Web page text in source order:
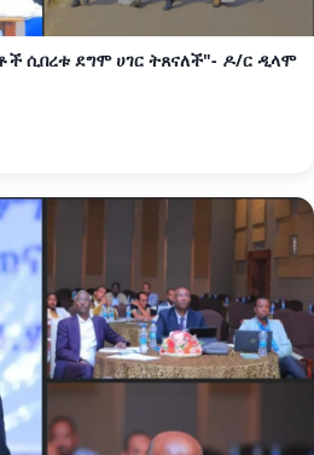
ሲበረቱ ደግሞ ሀገር ትጸናለች"- ዶ/ር ዲላሞ